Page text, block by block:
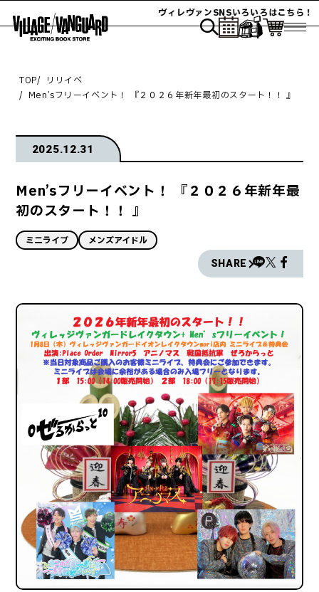
ヴィレヴァンSNSいろいろはこちら！
TOP
リリイベ
Men’sフリーイベント！ 『２０２６年新年最初のスタート！！ 』
2025.12.31
Men’sフリーイベント！ 『２０２６年新年最
初のスタート！！ 』
ミニライブ メンズアイドル
SHARE